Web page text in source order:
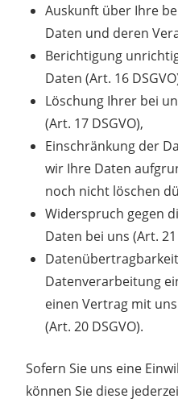
Auskunft über Ihre
Daten und deren
Berichtigung
Daten (Art. 16
Löschung Ihrer bei
(Art. 17 DSGVO),
Einschränkung der
wir Ihre Daten
noch nicht löschen
Widerspruch gegen
Daten bei uns (Art.
Datenverarbeitung
einen Vertrag mit
(Art. 20 DSGVO).
Sofern Sie uns eine
können Sie diese